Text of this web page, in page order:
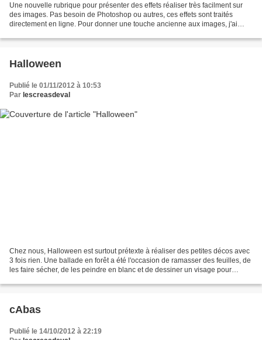
Une nouvelle rubrique pour présenter des effets réaliser très facilment sur
des images. Pas besoin de Photoshop ou autres, ces effets sont traités
directement en ligne. Pour donner une touche ancienne aux images, j'ai
Halloween
Publié le 01/11/2012 à 10:53
Par lescreasdeval
Chez nous, Halloween est surtout prétexte à réaliser des petites décos avec
3 fois rien. Une ballade en forêt a été l'occasion de ramasser des feuilles, de
les faire sécher, de les peindre en blanc et de dessiner un visage pour
cAbas
Publié le 14/10/2012 à 22:19